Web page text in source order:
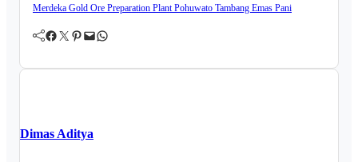
Merdeka Gold Ore Preparation PlantPohuwato Tambang Emas Pani
Facebook Twitter Pinterest Mail WhatsApp
Dimas Aditya